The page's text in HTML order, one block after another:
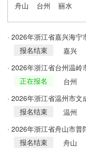
舟山
台州 丽水
· 2026年浙江省嘉兴海
考2人公告
报名结束
嘉兴
· 2026年浙江省台州温
公告正在报名
台州
· 2026年浙江省温州市
区矫正社会工作者3人公告
报名结束
温州
· 2026年浙江省舟山市
人公告报名结束
舟山